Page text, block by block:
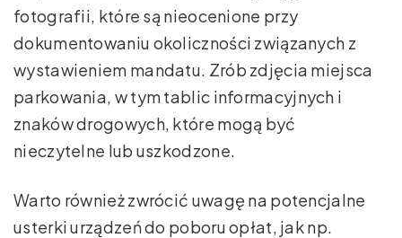
fotografii, które są nieocenione przy
dokumentowaniu okoliczności związanych z
wystawieniem mandatu. Zrób zdjęcia miejsca
parkowania, w tym tablic informacyjnych i
znaków drogowych, które mogą być
nieczytelne lub uszkodzone.
Warto również zwrócić uwagę na potencjalne
usterki urządzeń do poboru opłat, jak np.